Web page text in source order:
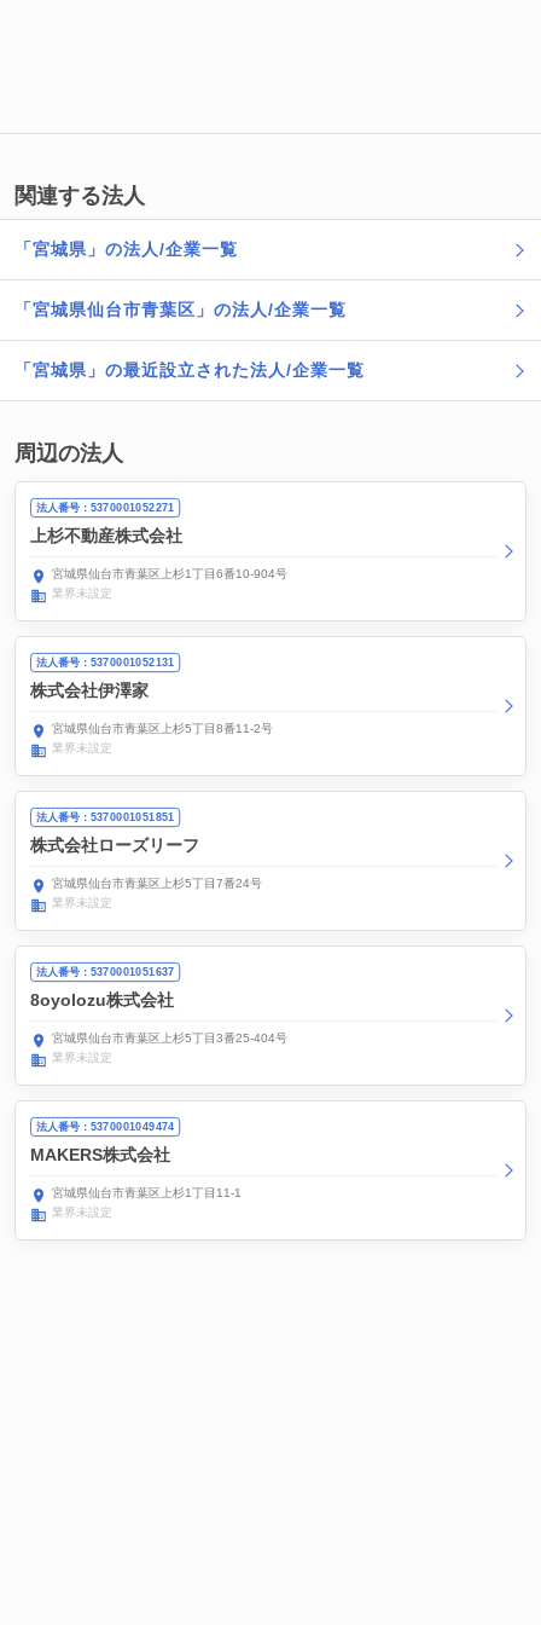
関連する法人
「宮城県」の法人/企業一覧
「宮城県仙台市青葉区」の法人/企業一覧
「宮城県」の最近設立された法人/企業一覧
周辺の法人
法人番号：5370001052271
上杉不動産株式会社
宮城県仙台市青葉区上杉1丁目6番10-904号
業界未設定
法人番号：5370001052131
株式会社伊澤家
宮城県仙台市青葉区上杉5丁目8番11-2号
業界未設定
法人番号：5370001051851
株式会社ローズリーフ
宮城県仙台市青葉区上杉5丁目7番24号
業界未設定
法人番号：5370001051637
8oyolozu株式会社
宮城県仙台市青葉区上杉5丁目3番25-404号
業界未設定
法人番号：5370001049474
MAKERS株式会社
宮城県仙台市青葉区上杉1丁目11-1
業界未設定